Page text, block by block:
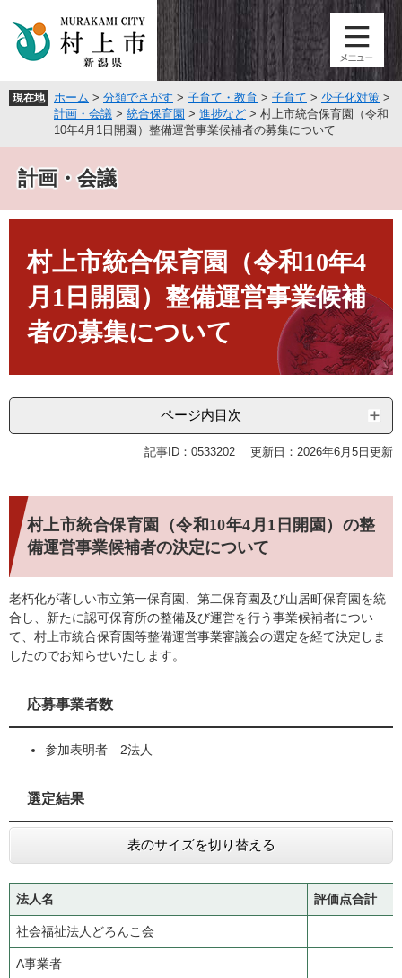
頭
飛
へ
現在地 ホーム > 分類でさがす > 子育て・教育 > 子育て > 少子化対策 >
計画・会議 > 統合保育園 > 進捗など > 村上市統合保育園（令和
10年4月1日開園）整備運営事業候補者の募集について
計画・会議
村上市統合保育園（令和10年4
月1日開園）整備運営事業候補
者の募集について
ページ内目次
記事ID：0533202 更新日：2026年6月5日更新
村上市統合保育園（令和10年4月1日開園）の整
備運営事業候補者の決定について
老朽化が著しい市立第一保育園、第二保育園及び山居町保育園を統
合し、新たに認可保育所の整備及び運営を行う事業候補者につい
て、村上市統合保育園等整備運営事業審議会の選定を経て決定しま
したのでお知らせいたします。
応募事業者数
参加表明者 2法人
選定結果
表のサイズを切り替える
法人名 評価点合計
社会福祉法人どろんこ会
A事業者